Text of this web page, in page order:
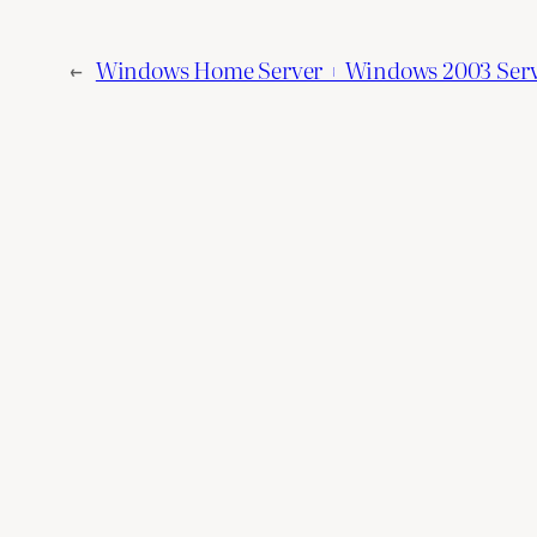
← Windows Home Server + Windows 2003